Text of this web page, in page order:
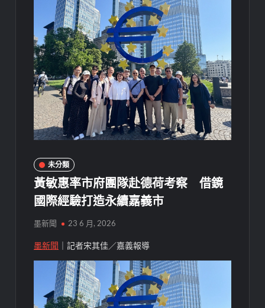
未分類
黃敏惠率市府團隊赴德荷考察 借鏡
國際經驗打造永續嘉義市
墨新聞 23 6 月, 2026
墨新聞 ｜記者宋其佳／嘉義報導